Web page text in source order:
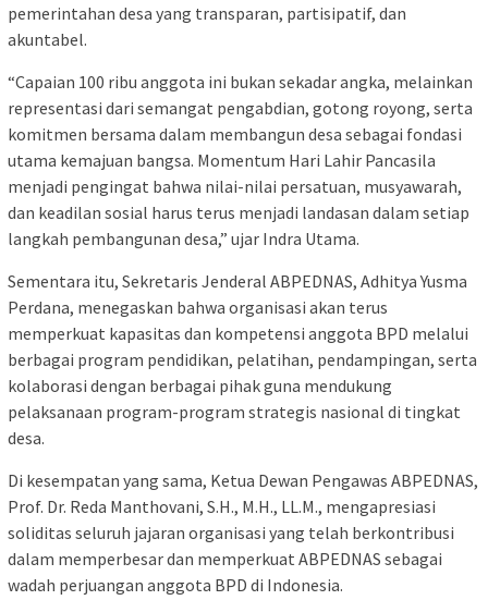
pemerintahan desa yang transparan, partisipatif, dan
akuntabel.
“Capaian 100 ribu anggota ini bukan sekadar angka, melainkan
representasi dari semangat pengabdian, gotong royong, serta
komitmen bersama dalam membangun desa sebagai fondasi
utama kemajuan bangsa. Momentum Hari Lahir Pancasila
menjadi pengingat bahwa nilai-nilai persatuan, musyawarah,
dan keadilan sosial harus terus menjadi landasan dalam setiap
langkah pembangunan desa,” ujar Indra Utama.
Sementara itu, Sekretaris Jenderal ABPEDNAS, Adhitya Yusma
Perdana, menegaskan bahwa organisasi akan terus
memperkuat kapasitas dan kompetensi anggota BPD melalui
berbagai program pendidikan, pelatihan, pendampingan, serta
kolaborasi dengan berbagai pihak guna mendukung
pelaksanaan program-program strategis nasional di tingkat
desa.
Di kesempatan yang sama, Ketua Dewan Pengawas ABPEDNAS,
Prof. Dr. Reda Manthovani, S.H., M.H., LL.M., mengapresiasi
soliditas seluruh jajaran organisasi yang telah berkontribusi
dalam memperbesar dan memperkuat ABPEDNAS sebagai
wadah perjuangan anggota BPD di Indonesia.